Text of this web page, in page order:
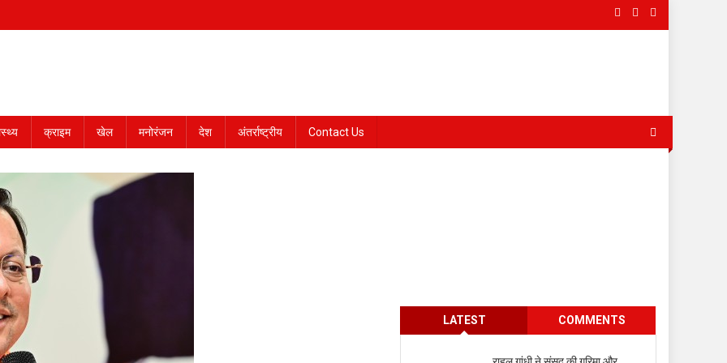
क्राइम खेल मनोरंजन देश अंतर्राष्ट्रीय Contact Us
LATEST COMMENTS